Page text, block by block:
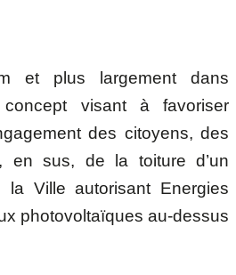
et plus largement dans
concept visant à favoriser
des citoyens, des
en sus, de la toiture d’un
Ville autorisant Energies
photovoltaïques au-dessus